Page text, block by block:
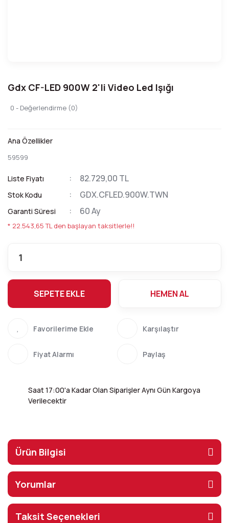
Gdx CF-LED 900W 2'li Video Led Işığı
0 - Değerlendirme (0)
Ana Özellikler
59599
Liste Fiyatı 82.729,00 TL
Stok Kodu GDX.CFLED.900W.TWN
Garanti Süresi 60 Ay
* 22.543,65 TL den başlayan taksitlerle!!
SEPETE EKLE HEMEN AL
Karşılaştır
Fiyat Alarmı Paylaş
Saat 17:00'a Kadar Olan Siparişler Aynı Gün Kargoya
Verilecektir
Ürün Bilgisi
Yorumlar
Taksit Seçenekleri